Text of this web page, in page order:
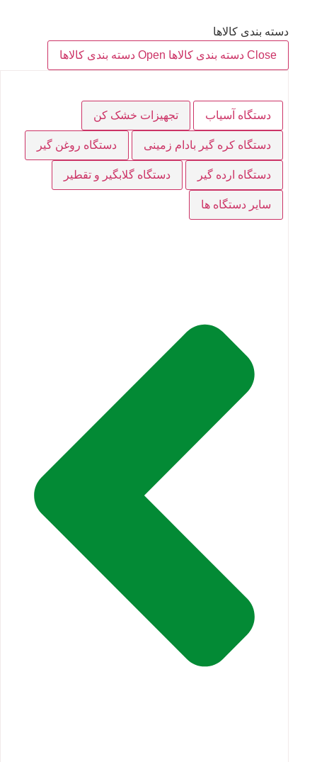
دسته بندی کالاها
Close دسته بندی کالاها
Open دسته بندی کالاها
دستگاه آسیاب تجهیزات خشک کن
دستگاه کره گیر بادام زمینی دستگاه روغن گیر
دستگاه ارده گیر دستگاه گلابگیر و تقطیر
سایر دستگاه ها